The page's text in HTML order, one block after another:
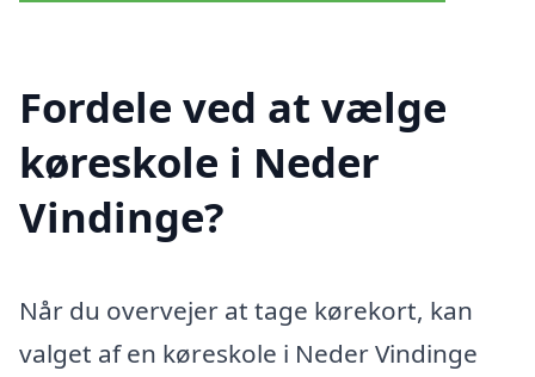
Fordele ved at vælge
køreskole i Neder
Vindinge?
Når du overvejer at tage kørekort, kan
valget af en køreskole i Neder Vindinge